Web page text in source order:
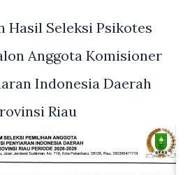
Hasil Seleksi Psikotes
Anggota Komisioner
Indonesia Daerah
Riau